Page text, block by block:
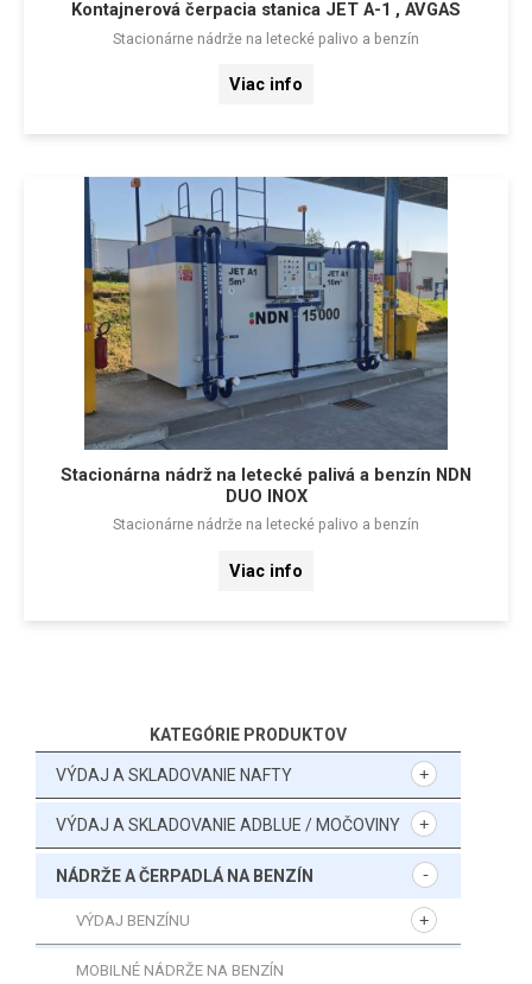
KATEGÓRIE PRODUKTOV
VÝDAJ A SKLADOVANIE NAFTY
VÝDAJ A SKLADOVANIE ADBLUE / MOČOVINY
NÁDRŽE A ČERPADLÁ NA BENZÍN
VÝDAJ BENZÍNU
MOBILNÉ NÁDRŽE NA BENZÍN
Kontajnerová čerpacia stanica JET A-1 , AVGAS
Stacionárne nádrže na letecké palivo a benzín
Viac info
Stacionárna nádrž na letecké palivá a benzín NDN
DUO INOX
Stacionárne nádrže na letecké palivo a benzín
Viac info